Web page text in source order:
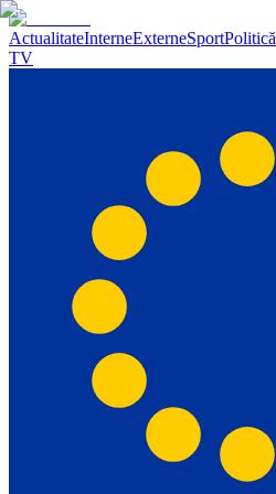
ActualitateInterneExterneSportPolitică
TV